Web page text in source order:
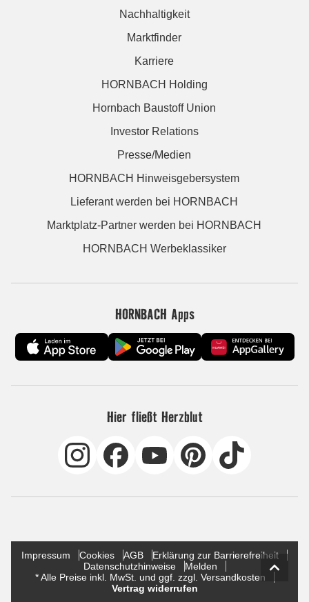
Nachhaltigkeit
Marktfinder
Karriere
HORNBACH Holding
Hornbach Baustoff Union
Investor Relations
Presse/Medien
HORNBACH Hinweisgebersystem
Lieferant werden bei HORNBACH
Marktplatz-Partner werden bei HORNBACH
HORNBACH Werbeklassiker
HORNBACH Apps
Hier fließt Herzblut
Impressum Cookies AGB
Erklärung zur Barrierefreiheit
Datenschutzhinweise
Melden
* Alle Preise inkl. MwSt. und ggf. zzgl. Versandkosten
Vertrag widerrufen